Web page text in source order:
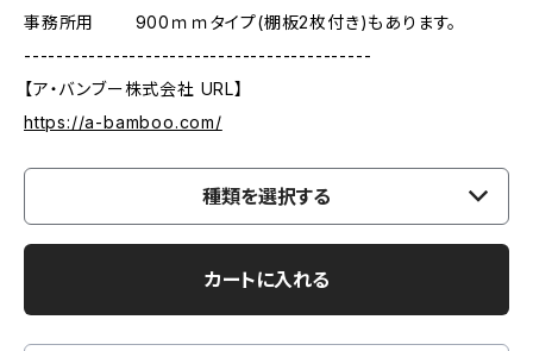
事務所用 900ｍｍタイプ(棚板2枚付き)もあります。
-------------------------------------------
【ア・バンブー株式会社 URL】
https://a-bamboo.com/
種類を選択する
カートに入れる